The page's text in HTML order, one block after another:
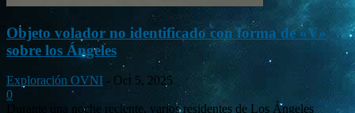
Objeto volador no identificado con forma de «V»
sobre los Ángeles
Exploración OVNI - Oct 5, 2025
0
Durante una noche reciente, varios residentes de Los Ángeles